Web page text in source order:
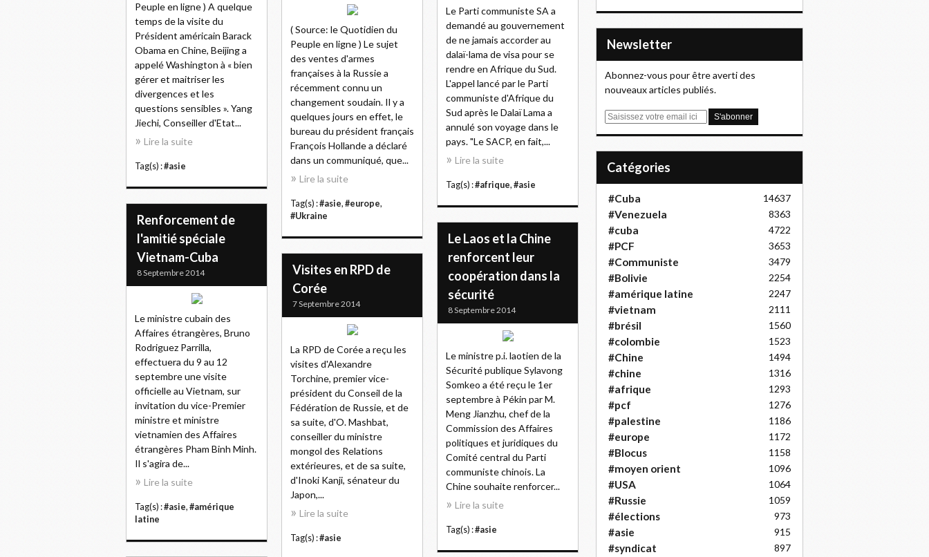
Peuple en ligne ) A quelque
temps de la visite du
Président américain Barack
Obama en Chine, Beijing a
appelé Washington à « bien
gérer et maitriser les
divergences et les
questions sensibles ». Yang
Jiechi, Conseiller d'Etat...
Lire la suite
Tag(s) :#asie
( Source: le Quotidien du
Peuple en ligne ) Le sujet
des ventes d'armes
françaises à la Russie a
récemment connu un
changement soudain. Il y a
quelques jours en effet, le
bureau du président français
François Hollande a déclaré
dans un communiqué, que...
Lire la suite
Tag(s) :#asie, #europe,
#Ukraine
Le Parti communiste SA a
demandé au gouvernement
de ne jamais accorder au
dalaï-lama de visa pour se
rendre en Afrique du Sud.
L'appel lancé par le Parti
communiste d'Afrique du
Sud après le Dalaï Lama a
annulé son voyage dans le
pays. "Le SACP, en fait,...
Lire la suite
Tag(s) :#afrique, #asie
Renforcement de
l'amitié spéciale
Vietnam-Cuba
8 Septembre 2014
Le ministre cubain des
Affaires étrangères, Bruno
Rodriguez Parrilla,
effectuera du 9 au 12
septembre une visite
officielle au Vietnam, sur
invitation du vice-Premier
ministre et ministre
vietnamien des Affaires
étrangères Pham Binh Minh.
Il s'agira de...
Lire la suite
Tag(s) :#asie, #amérique
latine
Le Laos et la Chine
renforcent leur
coopération dans la
sécurité
8 Septembre 2014
Le ministre p.i. laotien de la
Sécurité publique Sylavong
Somkeo a été reçu le 1er
septembre à Pékin par M.
Meng Jianzhu, chef de la
Commission des Affaires
politiques et juridiques du
Comité central du Parti
communiste chinois. La
Chine souhaite renforcer...
Lire la suite
Tag(s) :#asie
Visites en RPD de
Corée
7 Septembre 2014
La RPD de Corée a reçu les
visites d'Alexandre
Torchine, premier vice-
président du Conseil de la
Fédération de Russie, et de
sa suite, d'O. Mashbat,
conseiller du ministre
mongol des Relations
extérieures, et de sa suite,
d'Inoki Kanji, sénateur du
Japon,...
Lire la suite
Tag(s) :#asie
Newsletter
Abonnez-vous pour être averti des
nouveaux articles publiés.
E
Catégories
#Cuba 14637
#Venezuela 8363
#cuba 4722
#PCF 3653
#Communiste 3479
#Bolivie 2254
#amérique latine 2247
#vietnam 2111
#brésil 1560
#colombie 1523
#Chine 1494
#chine 1316
#afrique 1293
#pcf 1276
#palestine 1186
#europe 1172
#Blocus 1158
#moyen orient 1096
#USA 1064
#Russie 1059
#élections 973
#asie 915
#syndicat 897